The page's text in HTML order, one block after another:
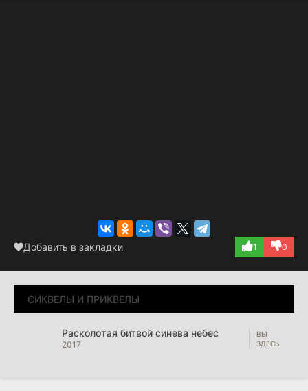
Добавить в закладки 1 0
СИКВЕЛЫ И ПРИКВЕЛЫ
Расколотая битвой синева небес
2017